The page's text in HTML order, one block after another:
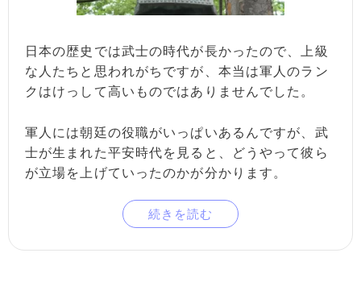
日本の歴史では武士の時代が長かったので、上級
な人たちと思われがちですが、本当は軍人のラン
クはけっして高いものではありませんでした。
軍人には朝廷の役職がいっぱいあるんですが、武
士が生まれた平安時代を見ると、どうやって彼ら
が立場を上げていったのかが分かります。
続きを読む